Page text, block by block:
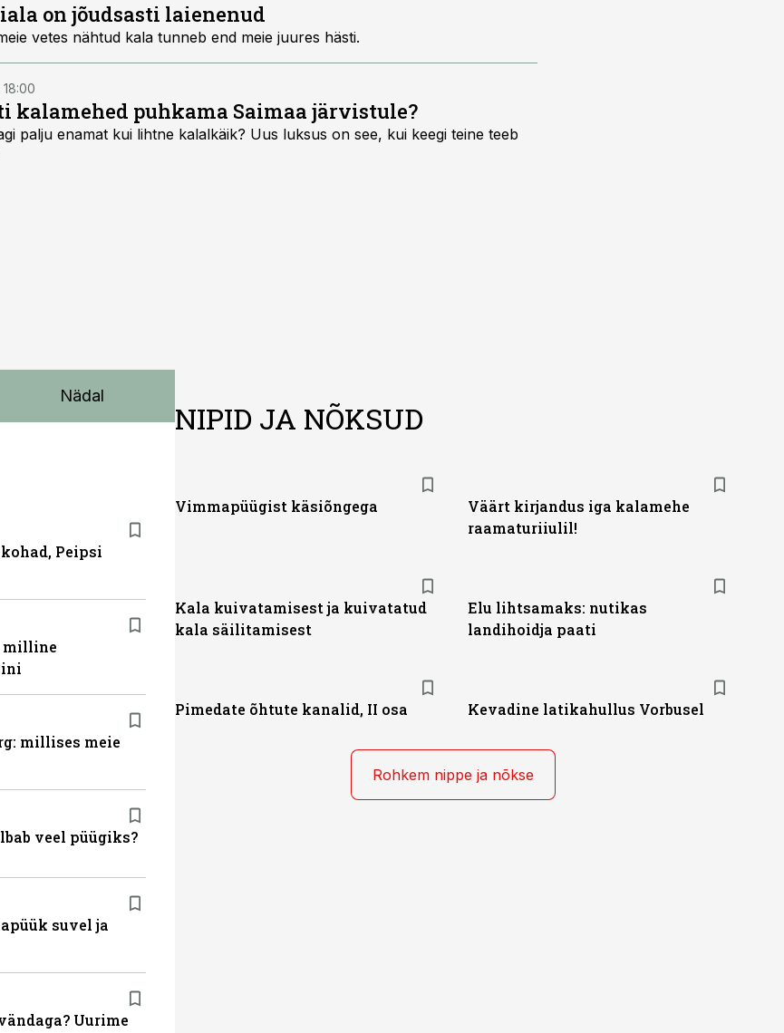
on jõudsasti laienenud
vetes nähtud kala tunneb end meie juures hästi.
kalamehed puhkama Saimaa järvistule?
palju enamat kui lihtne kalalkäik? Uus luksus on see, kui keegi teine teeb
Nädal
Peipsi
milline
millises meie
veel püügiks?
suvel ja
Uurime
NIPID JA NÕKSUD
Vimmapüügist käsiõngega
Väärt kirjandus iga kalamehe
raamaturiiulil!
Kala kuivatamisest ja kuivatatud
kala säilitamisest
Elu lihtsamaks: nutikas
landihoidja paati
Pimedate õhtute kanalid, II osa Kevadine latikahullus Vorbusel
Rohkem nippe ja nõkse